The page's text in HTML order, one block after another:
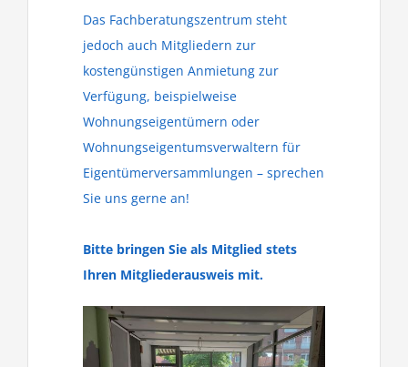
Das Fachberatungszentrum steht
jedoch auch Mitgliedern zur
kostengünstigen Anmietung zur
Verfügung, beispielweise
Wohnungseigentümern oder
Wohnungseigentumsverwaltern für
Eigentümerversammlungen – sprechen
Sie uns gerne an!
Bitte bringen Sie als Mitglied stets
Ihren Mitgliederausweis mit.